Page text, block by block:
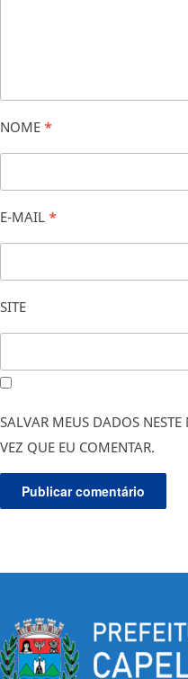
NOME *
E-MAIL *
SITE
SALVAR MEUS DADOS
VEZ QUE EU COMENTAR.